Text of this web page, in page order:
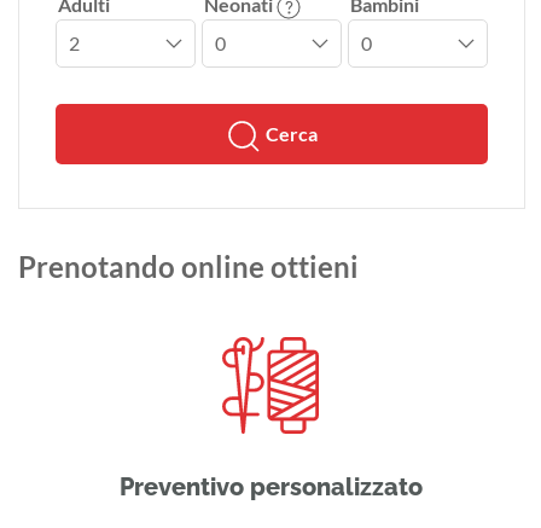
Cerca
Prenotando online ottieni
Preventivo personalizzato